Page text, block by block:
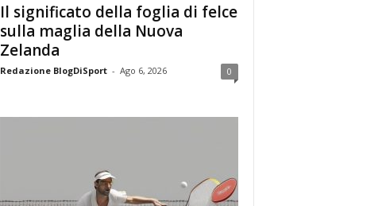
Il significato della foglia di felce
sulla maglia della Nuova
Zelanda
Redazione BlogDiSport - Ago 6, 2026 0